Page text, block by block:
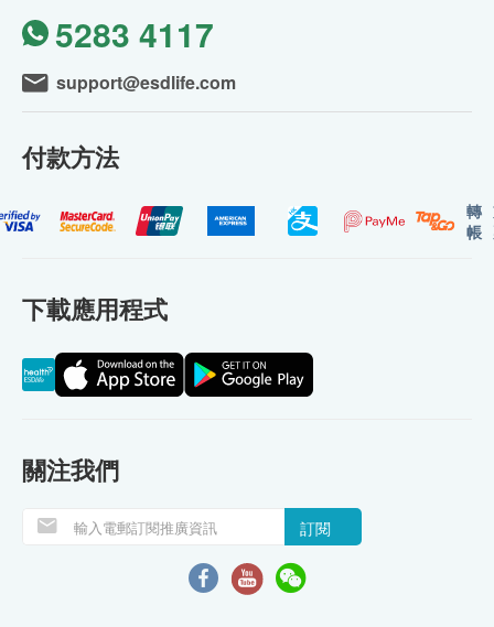
5283 4117
support@esdlife.com
付款方法
轉
帳
下載應用程式
關注我們
訂閱